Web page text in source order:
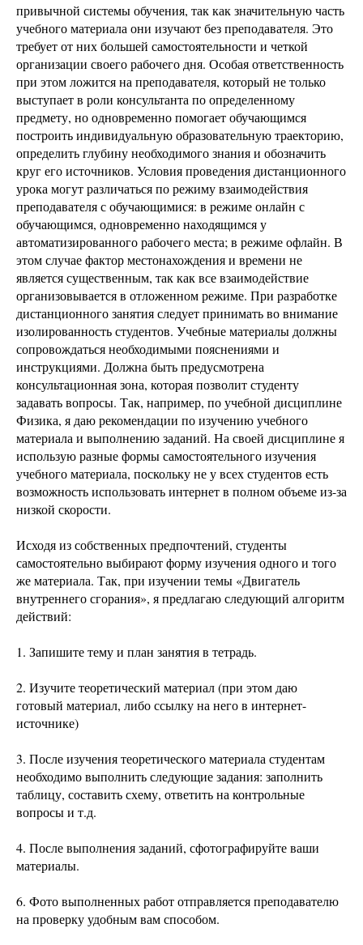
привычной системы обучения, так как значительную часть
учебного материала они изучают без преподавателя. Это
требует от них большей самостоятельности и четкой
организации своего рабочего дня. Особая ответственность
при этом ложится на преподавателя, который не только
выступает в роли консультанта по определенному
предмету, но одновременно помогает обучающимся
построить индивидуальную образовательную траекторию,
определить глубину необходимого знания и обозначить
круг его источников. Условия проведения дистанционного
урока могут различаться по режиму взаимодействия
преподавателя с обучающимися: в режиме онлайн с
обучающимся, одновременно находящимся у
автоматизированного рабочего места; в режиме офлайн. В
этом случае фактор местонахождения и времени не
является существенным, так как все взаимодействие
организовывается в отложенном режиме. При разработке
дистанционного занятия следует принимать во внимание
изолированность студентов. Учебные материалы должны
сопровождаться необходимыми пояснениями и
инструкциями. Должна быть предусмотрена
консультационная зона, которая позволит студенту
задавать вопросы. Так, например, по учебной дисциплине
Физика, я даю рекомендации по изучению учебного
материала и выполнению заданий. На своей дисциплине я
использую разные формы самостоятельного изучения
учебного материала, поскольку не у всех студентов есть
возможность использовать интернет в полном объеме из-за
низкой скорости.
Исходя из собственных предпочтений, студенты
самостоятельно выбирают форму изучения одного и того
же материала. Так, при изучении темы «Двигатель
внутреннего сгорания», я предлагаю следующий алгоритм
действий:
1. Запишите тему и план занятия в тетрадь.
2. Изучите теоретический материал (при этом даю
готовый материал, либо ссылку на него в интернет-
источнике)
3. После изучения теоретического материала студентам
необходимо выполнить следующие задания: заполнить
таблицу, составить схему, ответить на контрольные
вопросы и т.д.
4. После выполнения заданий, сфотографируйте ваши
материалы.
6. Фото выполненных работ отправляется преподавателю
на проверку удобным вам способом.